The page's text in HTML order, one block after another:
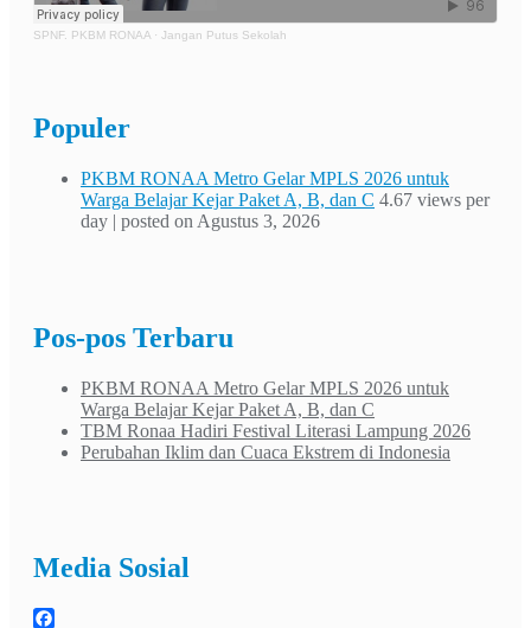
SPNF. PKBM RONAA · Jangan Putus Sekolah
Populer
PKBM RONAA Metro Gelar MPLS 2026 untuk
Warga Belajar Kejar Paket A, B, dan C 4.67 views per
day | posted on Agustus 3, 2026
Pos-pos Terbaru
PKBM RONAA Metro Gelar MPLS 2026 untuk
Warga Belajar Kejar Paket A, B, dan C
TBM Ronaa Hadiri Festival Literasi Lampung 2026
Perubahan Iklim dan Cuaca Ekstrem di Indonesia
Media Sosial